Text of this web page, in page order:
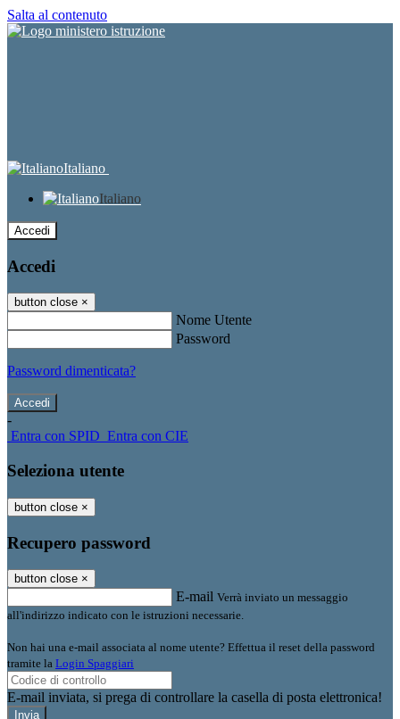
Salta al contenuto
Italiano
Italiano
Accedi
Accedi
button close ×
Nome Utente
Password
Password dimenticata?
-
Entra con SPID Entra con CIE
Seleziona utente
button close ×
Recupero password
button close ×
E-mail Verrà inviato un messaggio
all'indirizzo indicato con le istruzioni necessarie.
Non hai una e-mail associata al nome utente? Effettua il reset della password
tramite la Login Spaggiari
E-mail inviata, si prega di controllare la casella di posta elettronica!